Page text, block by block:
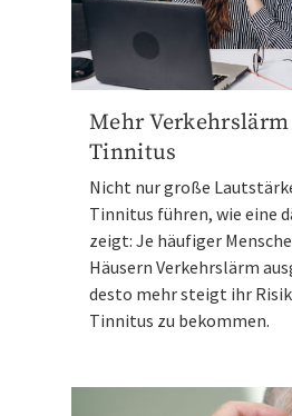
Mehr
Tinnitus
Nicht nur große
Tinnitus führen, wie eine
zeigt: Je häufiger
Häusern Verkehrslärm
desto mehr steigt ihr
Tinnitus zu bekommen.